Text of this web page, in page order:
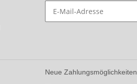
Neue Zahlungsmöglichkeiten